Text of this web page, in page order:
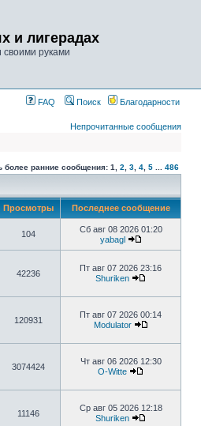
и лигерадах
своими руками
FAQ Поиск Благодарности
Непрочитанные сообщения
более ранние сообщения: 1 2 3 4 5 486
Просмотры Последнее сообщение
104
Сб авг 08 2026 01:20
yabagl
42236
Пт авг 07 2026 23:16
Shuriken
120931
Пт авг 07 2026 00:14
Modulator
3074424
Чт авг 06 2026 12:30
O-Witte
11146
Ср авг 05 2026 12:18
Shuriken